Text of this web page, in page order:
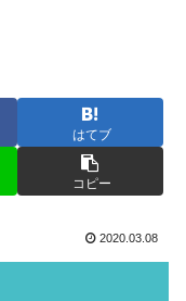
はてブ
コピー
2020.03.08